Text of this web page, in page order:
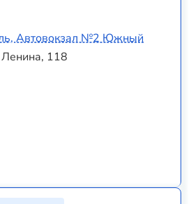
Автовокзал №2 Южный
Ленина, 118